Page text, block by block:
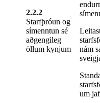
2.2.2
Starfþróun og
símenntun sé
aðgengileg
öllum kynjum
nám
um